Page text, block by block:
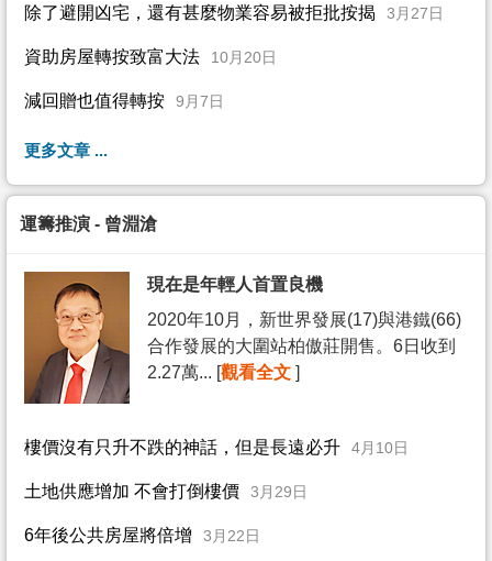
除了避開凶宅，還有甚麼物業容易被拒批按揭 3月27日
資助房屋轉按致富大法 10月20日
減回贈也值得轉按 9月7日
更多文章 ...
運籌推演 - 曾淵滄
現在是年輕人首置良機
2020年10月，新世界發展(17)與港鐵(66)
合作發展的大圍站柏傲莊開售。6日收到
2.27萬... [觀看全文 ]
樓價沒有只升不跌的神話，但是長遠必升 4月10日
土地供應增加 不會打倒樓價 3月29日
6年後公共房屋將倍增 3月22日